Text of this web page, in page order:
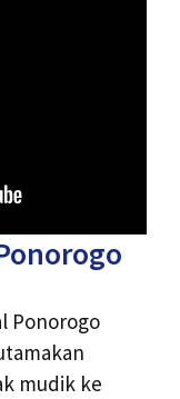
Ponorogo
mudik ke